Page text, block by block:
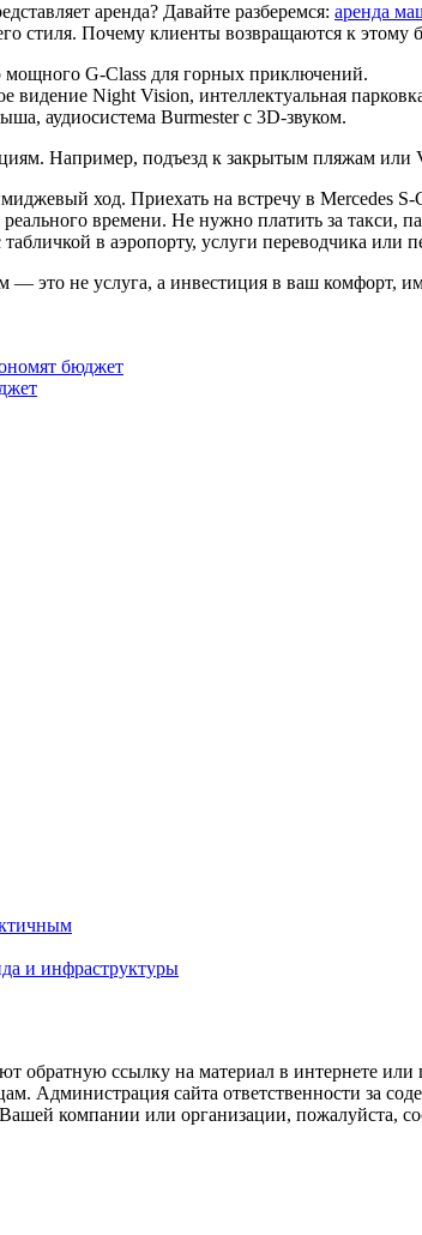
аренда? Давайте разберемся: аренда
стиля. Почему клиенты возвращаются к этому
мощного G-Class для горных приключений.
Night Vision, интеллектуальная
аудиосистема Burmester с 3D-звуком.
Например, подъезд к закрытым пляжам
ход. Приехать на встречу в Mercedes
времени. Не нужно платить за
в аэропорту, услуги переводчика или
— это не услуга, а инвестиция в ваш комфорт,
бюджет
и инфраструктуры
ссылку на материал в интернете или
Администрация сайта ответственности за
компании или организации, пожалуйста,